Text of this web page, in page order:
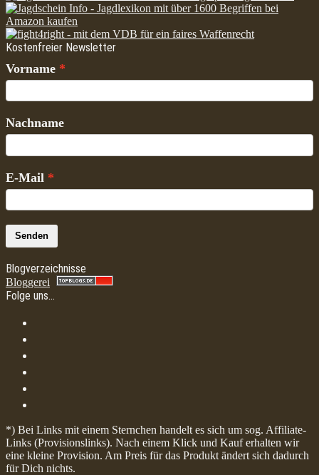
Kostenfreier Newsletter
Vorname
Nachname
E-Mail
Senden
Blogverzeichnisse
Bloggerei
Folge uns…
*) Bei Links mit einem Sternchen handelt es sich um sog. Affiliate-
Links (Provisionslinks). Nach einem Klick und Kauf erhalten wir
eine kleine Provision. Am Preis für das Produkt ändert sich dadurch
für Dich nichts.